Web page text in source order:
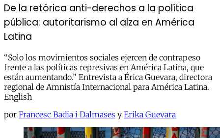
De la retórica anti-derechos a la política
pública: autoritarismo al alza en América
Latina
“Solo los movimientos sociales ejercen de contrapeso
frente a las políticas represivas en América Latina, que
están aumentando.” Entrevista a Érica Guevara, directora
regional de Amnistía Internacional para América Latina.
English
por Francesc Badia i Dalmases y Erika Guevara